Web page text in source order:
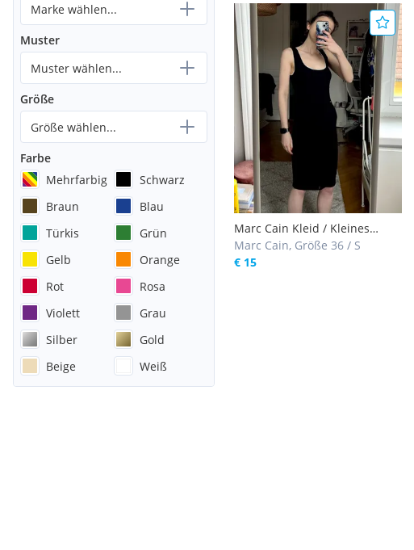
Marke wählen...
Muster
Muster wählen...
Größe
Größe wählen...
Farbe
Mehrfarbig
Schwarz
Braun
Blau
Türkis
Grün
Gelb
Orange
Rot
Rosa
Violett
Grau
Silber
Gold
Beige
Weiß
Marc Cain Kleid / Kleines
Schwarzes
Marc Cain, Größe 36 / S
€ 15